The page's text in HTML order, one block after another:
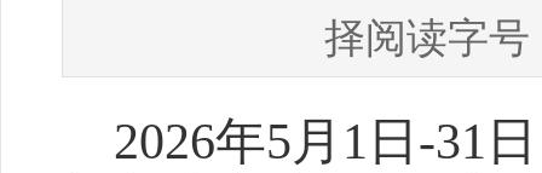
择阅读字
2026年5月 1 日 -31